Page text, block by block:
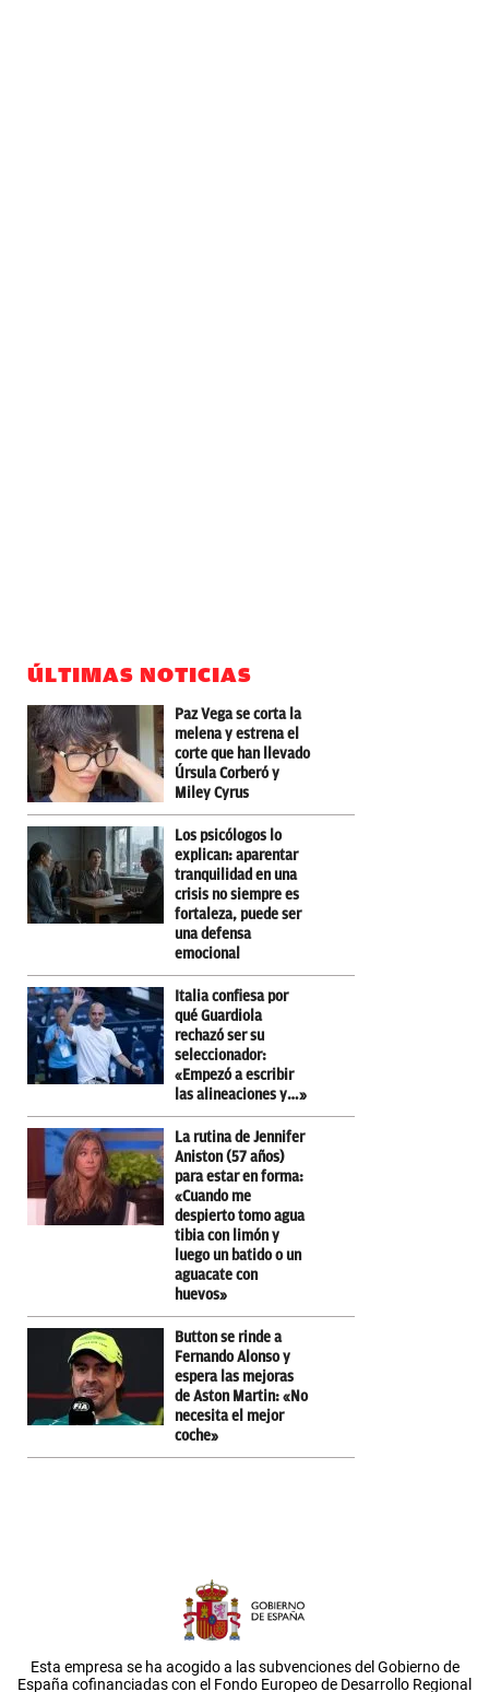
ÚLTIMAS NOTICIAS
Paz Vega se corta la
melena y estrena el
corte que han llevado
Úrsula Corberó y
Miley Cyrus
Los psicólogos lo
explican: aparentar
tranquilidad en una
crisis no siempre es
fortaleza, puede ser
una defensa
emocional
Italia confiesa por
qué Guardiola
rechazó ser su
seleccionador:
«Empezó a escribir
las alineaciones y…»
La rutina de Jennifer
Aniston (57 años)
para estar en forma:
«Cuando me
despierto tomo agua
tibia con limón y
luego un batido o un
aguacate con
huevos»
Button se rinde a
Fernando Alonso y
espera las mejoras
de Aston Martin: «No
necesita el mejor
coche»
Esta empresa se ha acogido a las subvenciones del Gobierno de
España cofinanciadas con el Fondo Europeo de Desarrollo Regional